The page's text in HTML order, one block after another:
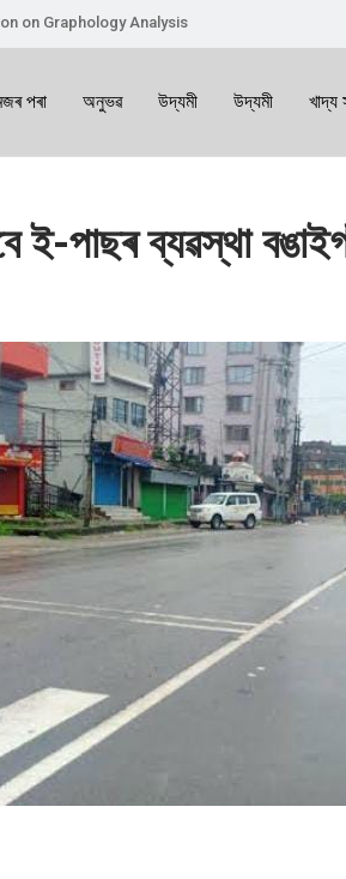
on Graphology Analysis
পৰা অনুভৱ উদ্যমী উদ্যমী খাদ্য
ই-পাছৰ ব্যৱস্থা